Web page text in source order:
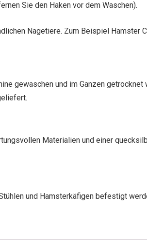
Sie den Haken vor dem Waschen).
Nagetiere. Zum Beispiel Hamster
gewaschen und im Ganzen getrocknet
Materialien und einer
und Hamsterkäfigen befestigt